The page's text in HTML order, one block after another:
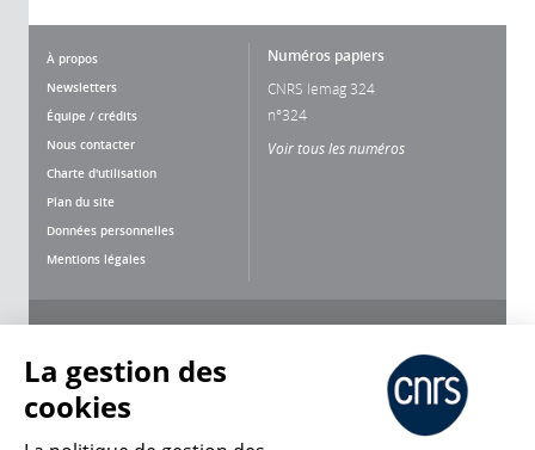
À propos
Newsletters
Équipe / crédits
Nous contacter
Charte d'utilisation
Plan du site
Données personnelles
Mentions légales
Numéros papiers
CNRS lemag 324
n°324
Voir tous les numéros
Nous suivre Partager
La gestion des
cookies